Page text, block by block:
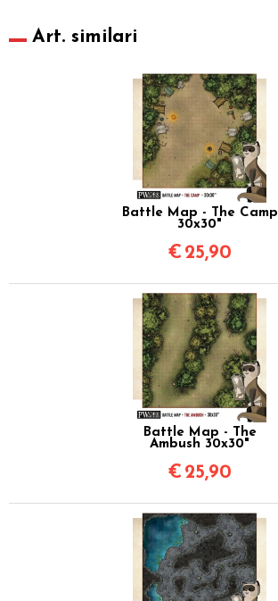
Art. similari
Battle Map - The Camp
30x30"
€ 25,90
Battle Map - The
Ambush 30x30"
€ 25,90